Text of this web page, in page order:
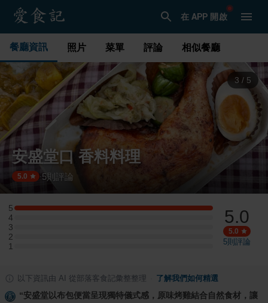
在 APP 開啟
餐廳資訊 照片 菜單 評論 相似餐廳
3 / 5
安盛堂口 香料料理
5.0 ·5則評論
5
5 星：3 則評論
4
4 星：0 則評論
3
3 星：0 則評論
2
2 星：0 則評論
1
1 星：0 則評論
5.0
5.0
5則評論
以下資訊由 AI 從部落客食記彙整整理 了解我們如何精選
“安盛堂以布包便當呈現獨特儀式感，原味烤雞結合自然食材，讓